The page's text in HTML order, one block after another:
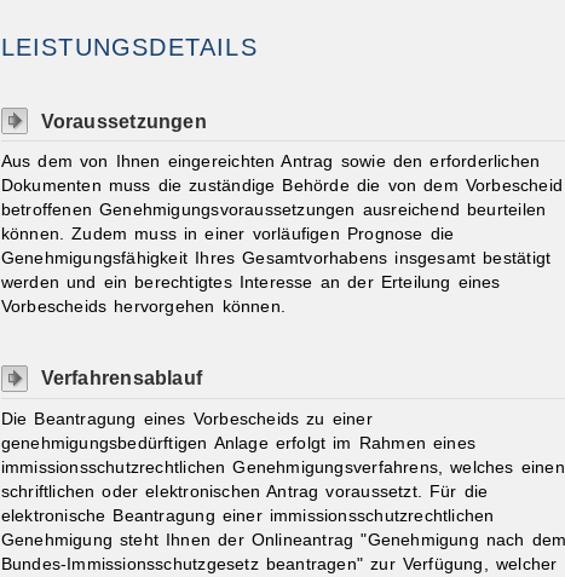
LEISTUNGSDETAILS
Voraussetzungen
Aus dem von Ihnen eingereichten Antrag sowie den erforderlichen
Dokumenten muss die zuständige Behörde die von dem Vorbescheid
betroffenen Genehmigungsvoraussetzungen ausreichend beurteilen
können. Zudem muss in einer vorläufigen Prognose die
Genehmigungsfähigkeit Ihres Gesamtvorhabens insgesamt bestätigt
werden und ein berechtigtes Interesse an der Erteilung eines
Vorbescheids hervorgehen können.
Verfahrensablauf
Die Beantragung eines Vorbescheids zu einer
genehmigungsbedürftigen Anlage erfolgt im Rahmen eines
immissionsschutzrechtlichen Genehmigungsverfahrens, welches einen
schriftlichen oder elektronischen Antrag voraussetzt. Für die
elektronische Beantragung einer immissionsschutzrechtlichen
Genehmigung steht Ihnen der Onlineantrag "Genehmigung nach
Bundes-Immissionsschutzgesetz beantragen" zur Verfügung, welcher